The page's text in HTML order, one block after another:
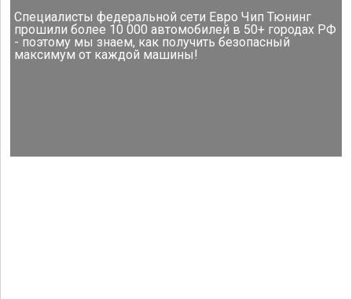
Специалисты федеральной сети Евро Чип Тюнинг
прошили более 10 000 автомобилей в 50+ городах РФ
- поэтому мы знаем, как получить безопасный
максимум от каждой машины!